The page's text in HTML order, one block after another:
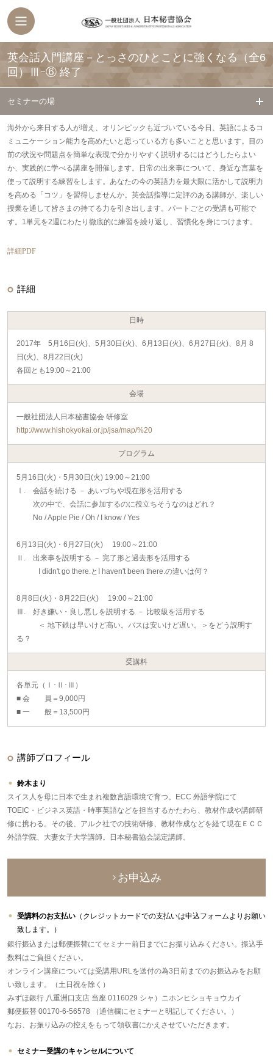
英会話入門講座－とっさのひとことに強くなる（全6
回）Ⅲｰ⑥ 終了
セミナーの場
海外から来日する人が増え、オリンピックも近づいている今日、英語によるコ
ミュニケーション能力を高めたいと思っている方も多いことと思います。目の
前の状況や問題点を簡単な表現で分かりやすく説明するにはどうしたらよい
か、実践的に学べる講座を開催します。日常の出来事について、身近な言葉を
使って説明する練習をします。あなたの今の英語力を最大限に活かして説明力
を高める「コツ」を習得しませんか。英会話指導に定評のある講師が、楽しい
授業を通して皆さまの持てる力を引き出します。パートごとの受講も可能で
す。1単元を2週にわたり徹底的に練習を繰り返し、習慣化を身につけます。
詳細PDF
詳細
日時
2017年 5月16日(火)、5月30日(火)、6月13日(火)、6月27日(火)、8月 8
日(火)、8月22日(火)
各回とも19:00～21:00
会場
一般社団法人日本秘書協会 研修室
http://www.hishokyokai.or.jp/jsa/map/%20
プログラム
5月16日(火)・5月30日(火) 19:00～21:00
Ⅰ. 会話を続ける － あいづちや現在形を活用する
次の中で、会話に参加するのに役立ちそうなのはどれ？
No / Apple Pie / Oh / I know / Yes
6月13日(火)・6月27日(火) 19:00～21:00
Ⅱ. 出来事を説明する － 完了形と過去形を活用する
I didn't go there.とI haven't been there.の違いは何？
8月8日(火)・8月22日(火) 19:00～21:00
Ⅲ. 好き嫌い・良し悪しを説明する － 比較級を活用する
＜ 地下鉄は早いけど高い。バスは安いけど遅い。＞をどう説明す
る？
受講料
各単元（Ⅰ･Ⅱ･Ⅲ）
■ 会 員＝9,000円
■ 一 般＝13,500円
講師プロフィール
鈴木まり
スイス人を母に日本で生まれ複数言語環境で育つ。ECC 外語学院にて
TOEIC・ビジネス英語・時事英語などを担当するかたわら、教材作成や講師研
修に携わる。その後、アルク社での技術研修、教材作成などを経て現在ＥＣＣ
外語学院、大妻女子大学講師。日本秘書協会認定講師。
お申込み
受講料のお支払い （クレジットカードでの支払いは申込フォームよりお願い
致します。）
銀行振込または郵便振替にてセミナー前日までにお振り込みください。振込手
数料はご負担ください。
オンライン講座については受講用URLを送付の為3日前までのお振込みをお願
い致します。（土日祝を除く）
みずほ銀行 八重洲口支店 当座 0116029 シャ）ニホンヒショキョウカイ
郵便振替 00170-6-56578 （通信欄にセミナーと明記してください。）
なお、お振り込みの控えをもって領収書にかえさせていただきます。
セミナー受講のキャンセルについて